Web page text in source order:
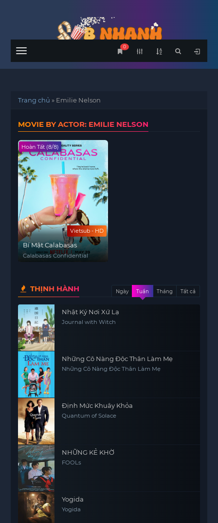
Menu
0
Trang chủ » Emilie Nelson
MOVIE BY ACTOR: EMILIE NELSON
Vietsub - HD
Hoàn Tất (8/8)
Bí Mật Calabasas
Calabasas Confidential
THỊNH HÀNH Ngày Tuần Tháng Tất cả
Nhật Ký Nơi Xứ Lạ
Journal with Witch
Những Cô Nàng Độc Thân Làm Mẹ
Những Cô Nàng Độc Thân Làm Mẹ
Định Mức Khuây Khỏa
Quantum of Solace
NHỮNG KẺ KHỜ
FOOLs
Yogida
Yogida